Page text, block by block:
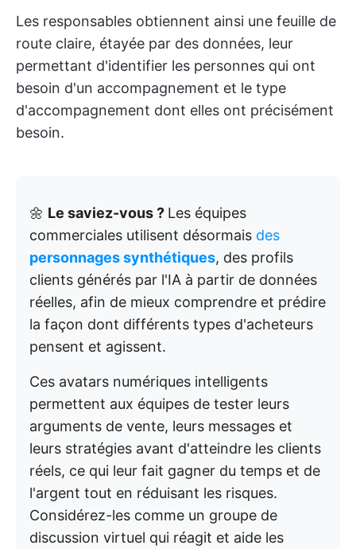
Les responsables obtiennent ainsi une feuille de
route claire, étayée par des données, leur
permettant d'identifier les personnes qui ont
besoin d'un accompagnement et le type
d'accompagnement dont elles ont précisément
besoin.
🌼 Le saviez-vous ? Les équipes
commerciales utilisent désormais des
personnages synthétiques, des profils
clients générés par l'IA à partir de données
réelles, afin de mieux comprendre et prédire
la façon dont différents types d'acheteurs
pensent et agissent.
Ces avatars numériques intelligents
permettent aux équipes de tester leurs
arguments de vente, leurs messages et
leurs stratégies avant d'atteindre les clients
réels, ce qui leur fait gagner du temps et de
l'argent tout en réduisant les risques.
Considérez-les comme un groupe de
discussion virtuel qui réagit et aide les